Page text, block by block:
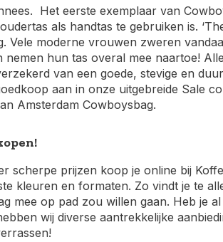
Het eerste exemplaar van
als handtas te gebruiken is.
Vele moderne vrouwen zweren
nemen hun tas overal mee naartoe!
van een goede, stevige en
aan in onze uitgebreide Sale
Amsterdam Cowboysbag.
scherpe prijzen koop je online bij
kleuren en formaten. Zo vindt je te
mee op pad zou willen gaan. Heb je
wij diverse aantrekkelijke